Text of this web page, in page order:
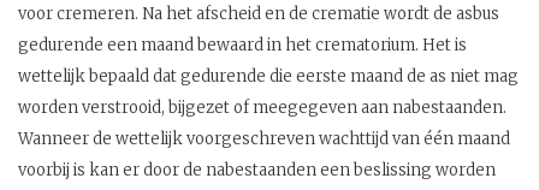
voor cremeren. Na het afscheid en de crematie wordt de asbus
gedurende een maand bewaard in het crematorium. Het is
wettelijk bepaald dat gedurende die eerste maand de as niet mag
worden verstrooid, bijgezet of meegegeven aan nabestaanden.
Wanneer de wettelijk voorgeschreven wachttijd van één maand
voorbij is kan er door de nabestaanden een beslissing worden